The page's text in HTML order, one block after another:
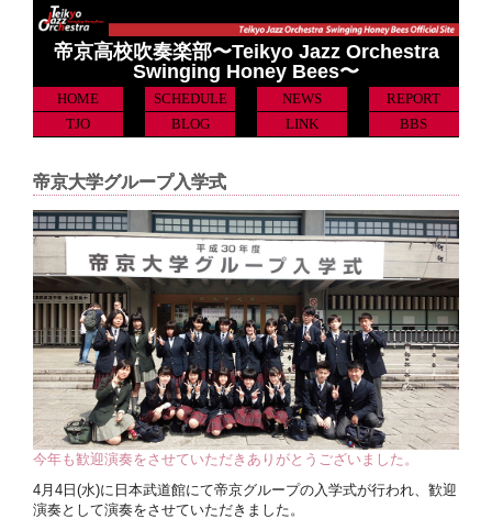
帝京高校吹奏楽部〜Teikyo Jazz Orchestra
Swinging Honey Bees〜
HOME SCHEDULE NEWS
REPORT
TJO
BLOG LINK BBS
帝京大学グループ入学式
今年も歓迎演奏をさせていただきありがとうございました。
4月4日(水)に日本武道館にて帝京グループの入学式が行われ、歓迎
演奏として演奏をさせていただきました。